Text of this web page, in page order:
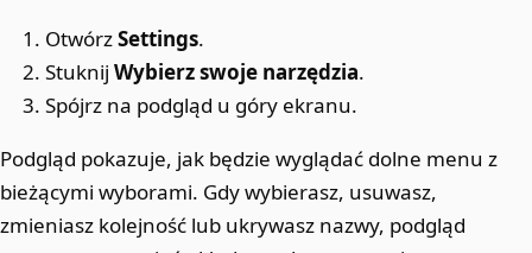
OtwórzSettings.
StuknijWybierz swoje narzędzia.
Spójrz na podgląd u góry ekranu.
Podgląd pokazuje, jak będzie wyglądać dolne menu z
bieżącymi wyborami. Gdy wybierasz, usuwasz,
zmieniasz kolejność lub ukrywasz nazwy, podgląd